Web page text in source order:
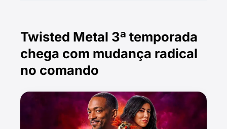
Twisted Metal 3ª temporada
chega com mudança radical
no comando